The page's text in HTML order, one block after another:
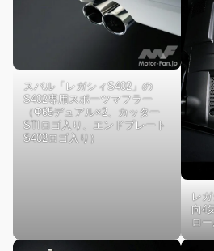
スバル「レガシィS402」の
S402専用スポーツマフラー
（Φ65デュアル×2、カッター
STIロゴ入り、エンドプレート
S402ロゴ入り）
レ
向4
ロ